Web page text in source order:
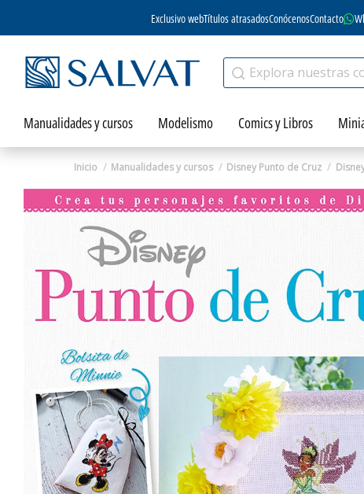
Exclusivo webTítulos atrasadosConócenosContacto
Manualidades y cursos Modelismo Comics y Libros
Inicio Manualidades y cursos Disney Punto de Cruz
Zoom